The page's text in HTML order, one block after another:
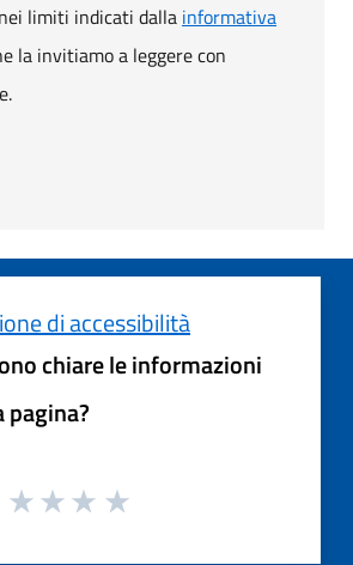
limiti indicati dalla informativa
la invitiamo a leggere con
di accessibilità
chiare le informazioni
pagina?